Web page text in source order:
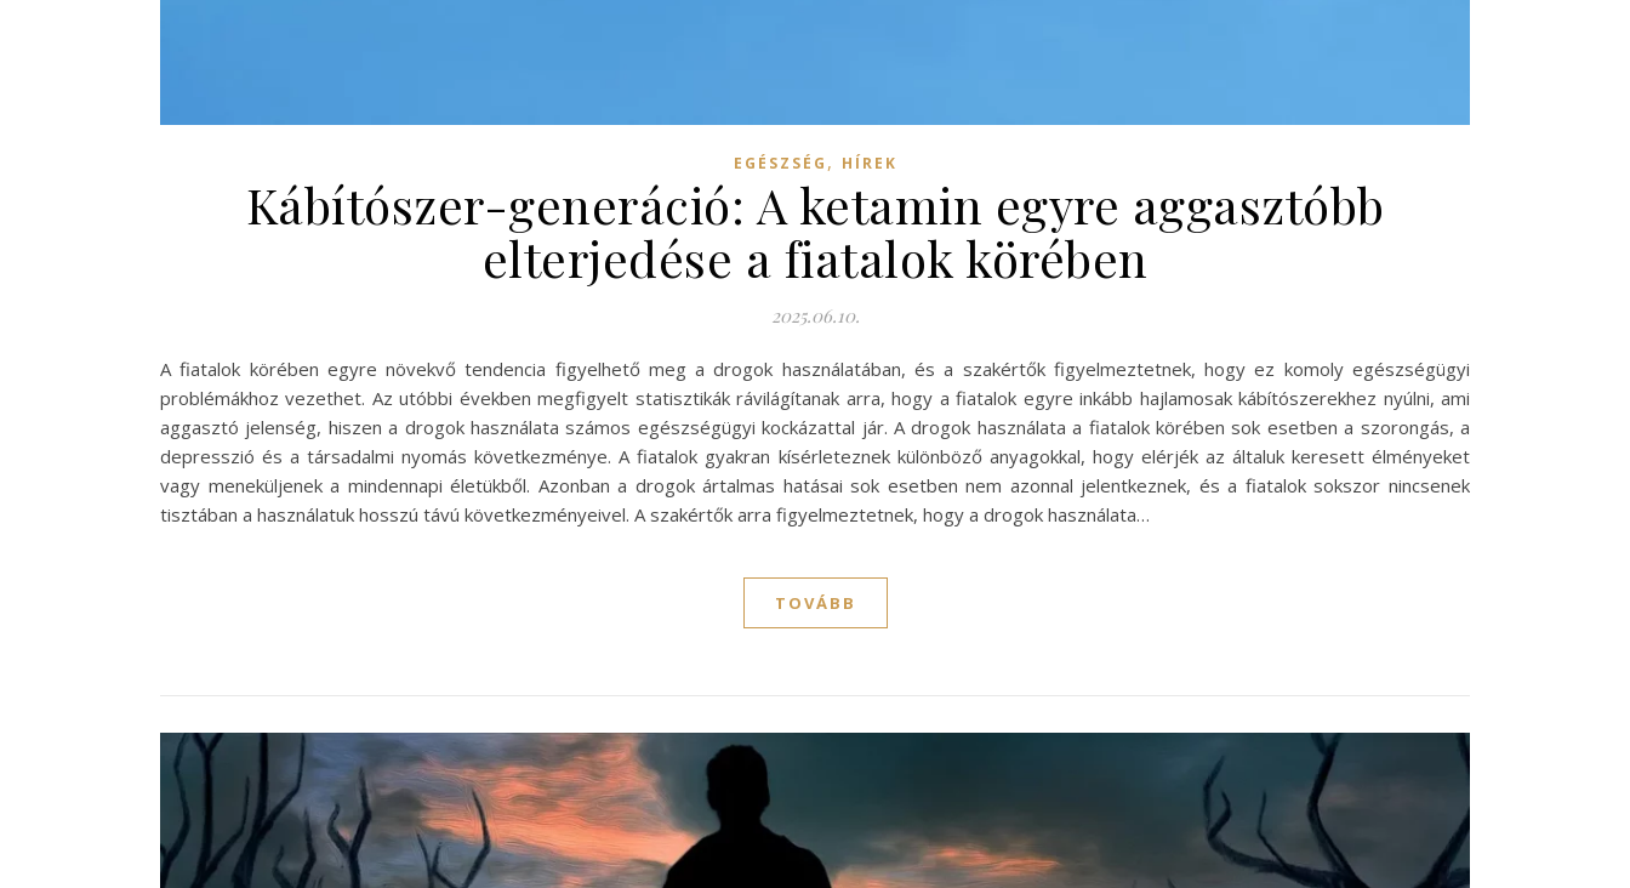
EGÉSZSÉG , HÍREK
Kábítószer-generáció: A ketamin egyre aggasztóbb
elterjedése a fiatalok körében
2025.06.10.
A fiatalok körében egyre növekvő tendencia figyelhető meg a drogok használatában, és a szakértők figyelmeztetnek, hogy ez komoly egészségügyi
problémákhoz vezethet. Az utóbbi években megfigyelt statisztikák rávilágítanak arra, hogy a fiatalok egyre inkább hajlamosak kábítószerekhez nyúlni, ami
aggasztó jelenség, hiszen a drogok használata számos egészségügyi kockázattal jár. A drogok használata a fiatalok körében sok esetben a szorongás, a
depresszió és a társadalmi nyomás következménye. A fiatalok gyakran kísérleteznek különböző anyagokkal, hogy elérjék az általuk keresett élményeket
vagy meneküljenek a mindennapi életükből. Azonban a drogok ártalmas hatásai sok esetben nem azonnal jelentkeznek, és a fiatalok sokszor nincsenek
tisztában a használatuk hosszú távú következményeivel. A szakértők arra figyelmeztetnek, hogy a drogok használata…
TOVÁBB